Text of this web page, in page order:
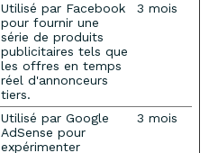
Utilisé par Facebook
pour fournir une
série de produits
publicitaires tels que
les offres en temps
réel d'annonceurs
tiers.
3 mois
Utilisé par Google
AdSense pour
expérimenter
3 mois